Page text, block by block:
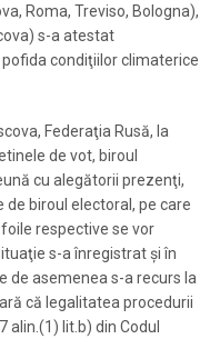
Roma, Treviso, Bologna),
s-a atestat
condiţiilor climaterice
Federaţia Rusă, la
de vot, biroul
cu alegătorii prezenţi,
biroul electoral, pe care
respective se vor
s-a înregistrat şi în
de asemenea s-a recurs la
că legalitatea procedurii
lit.b) din Codul